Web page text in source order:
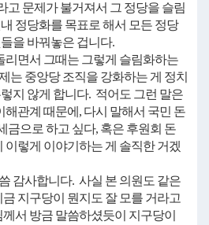
고 문제가 불거져서 그 정당을 슬림
정당화를 목표로 해서 모든 정당
을 바꿔놓은 겁니다.
리면서 그때는 그렇게 슬림화하는
는 중앙당 조직을 강화하는 게 정치
지 않게 합니다. 적어도 그런 말은
관계 때문에, 다시 말해서 국민 돈
금으로 하고 싶다, 혹은 후원회 돈
이렇게 이야기하는 게 솔직한 거겠
감사합니다. 사실 본 의원도 같은
지구당이 뭔지도 잘 모를 거라고
서 방금 말씀하셨듯이 지구당이